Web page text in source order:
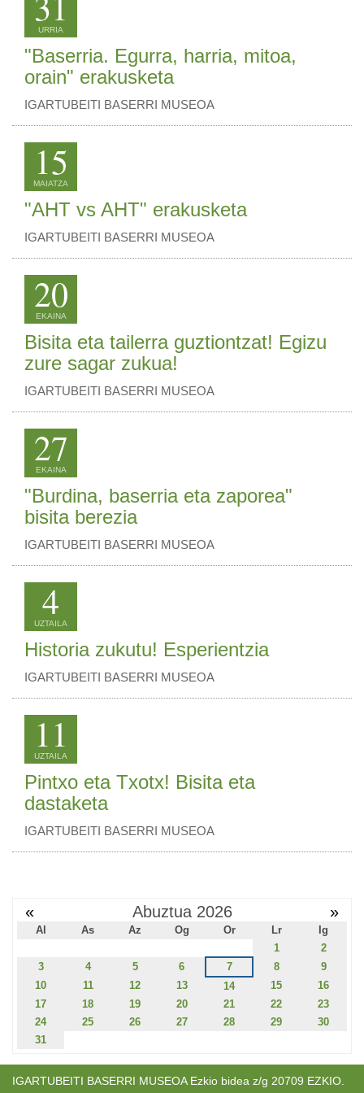
URRIA
"Baserria. Egurra, harria, mitoa,
orain" erakusketa
IGARTUBEITI BASERRI MUSEOA
15
MAIATZA
"AHT vs AHT" erakusketa
IGARTUBEITI BASERRI MUSEOA
20
EKAINA
Bisita eta tailerra guztiontzat! Egizu
zure sagar zukua!
IGARTUBEITI BASERRI MUSEOA
27
EKAINA
"Burdina, baserria eta zaporea"
bisita berezia
IGARTUBEITI BASERRI MUSEOA
4
UZTAILA
Historia zukutu! Esperientzia
IGARTUBEITI BASERRI MUSEOA
11
UZTAILA
Pintxo eta Txotx! Bisita eta
dastaketa
IGARTUBEITI BASERRI MUSEOA
« Abuztua 2026 »
Al As Az Og Or Lr
Ig
1
2
3
4 5 6 7 8
9
10
11 12 13 14 15
16
17
18 19 20 21 22
23
24
25 26 27 28 29
30
31
IGARTUBEITI BASERRI MUSEOA Ezkio bidea z/g 20709 EZKIO.